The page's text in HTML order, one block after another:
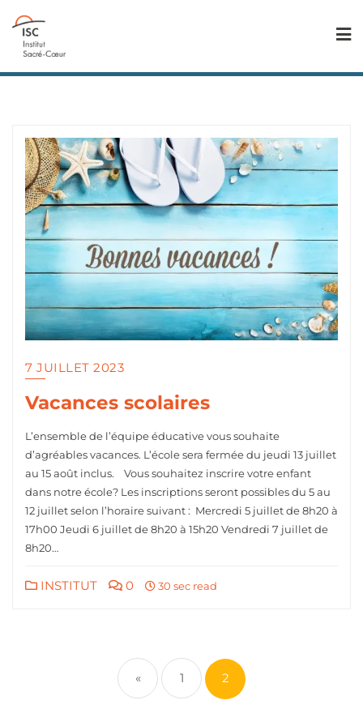
7 JUILLET 2023
Vacances scolaires
L’ensemble de l’équipe éducative vous souhaite
d’agréables vacances. L’école sera fermée du jeudi 13 juillet
au 15 août inclus. Vous souhaitez inscrire votre enfant
dans notre école? Les inscriptions seront possibles du 5 au
12 juillet selon l’horaire suivant : Mercredi 5 juillet de 8h20 à
17h00 Jeudi 6 juillet de 8h20 à 15h20 Vendredi 7 juillet de
8h20…
INSTITUT 0 30 sec read
« 1 2